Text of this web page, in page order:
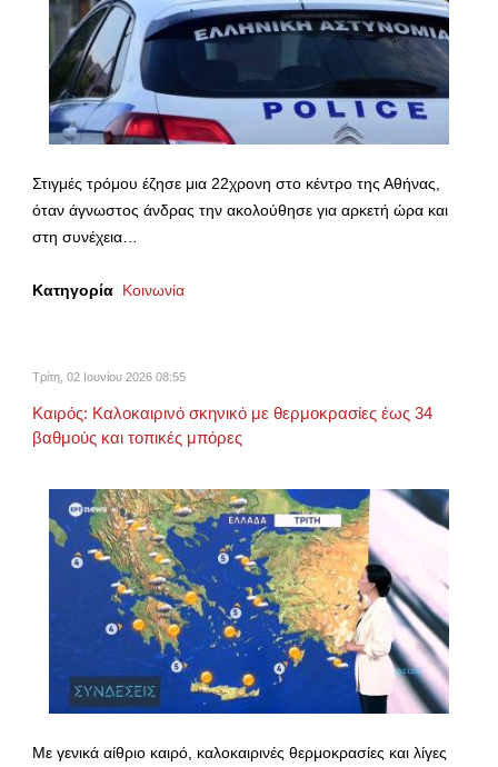
Στιγμές τρόμου έζησε μια 22χρονη στο κέντρο της Αθήνας,
όταν άγνωστος άνδρας την ακολούθησε για αρκετή ώρα και
στη συνέχεια…
Κατηγορία Κοινωνία
Τρίτη, 02 Ιουνίου 2026 08:55
Καιρός: Καλοκαιρινό σκηνικό με θερμοκρασίες έως 34
βαθμούς και τοπικές μπόρες
Με γενικά αίθριο καιρό, καλοκαιρινές θερμοκρασίες και λίγες